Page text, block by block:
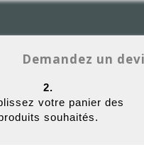
Demandez un
2.
votre panier des
souhaités.